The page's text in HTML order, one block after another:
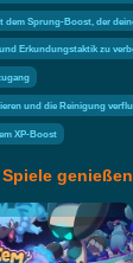
Sprung-Boost, der
Erkundungstaktik zu
und die Reinigung
XP-Boost
genießen